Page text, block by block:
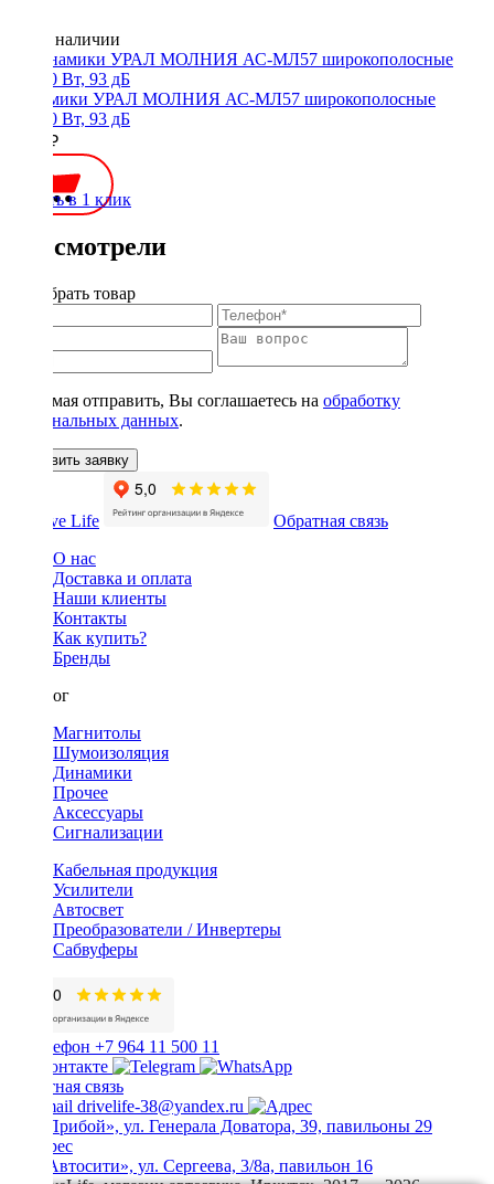
Нет в наличии
Динамики УРАЛ МОЛНИЯ АС-МЛ57 широкополосные
90/180 Вт, 93 дБ
2800 ₽
Купить в 1 клик
Вы смотрели
Подобрать товар
Нажимая отправить, Вы соглашаетесь на обработку
персональных данных.
Оставить заявку
Обратная связь
О нас
Доставка и оплата
Наши клиенты
Контакты
Как купить?
Бренды
Каталог
Магнитолы
Шумоизоляция
Динамики
Прочее
Аксессуары
Сигнализации
Кабельная продукция
Усилители
Автосвет
Преобразователи / Инвертеры
Сабвуферы
+7 964 11 500 11
Обратная связь
drivelife-38@yandex.ru
ТЦ «Прибой», ул. Генерала Доватора, 39, павильоны 29
ТЦ «Автосити», ул. Сергеева, 3/8а, павильон 16